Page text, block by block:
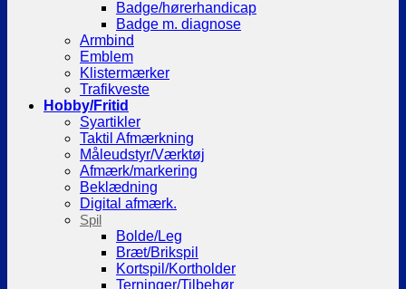
Badge/hørerhandicap
Badge m. diagnose
Armbind
Emblem
Klistermærker
Trafikveste
Hobby/Fritid
Syartikler
Taktil Afmærkning
Måleudstyr/Værktøj
Afmærk/markering
Beklædning
Digital afmærk.
Spil
Bolde/Leg
Bræt/Brikspil
Kortspil/Kortholder
Terninger/Tilbehør